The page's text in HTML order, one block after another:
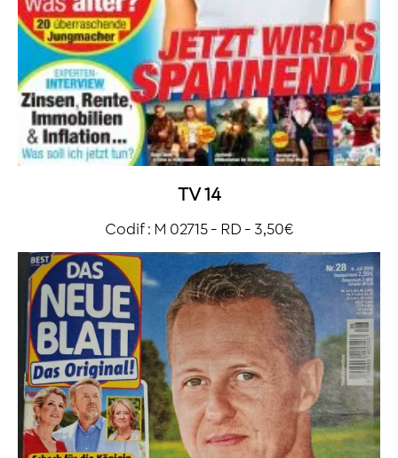
TV 14
Codif : M 02715 - RD - 3,50€